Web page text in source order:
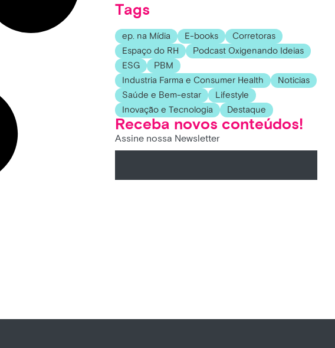
Tags
ep. na Mídia E-books
Corretoras
Espaço do RH
Podcast Oxigenando Ideias
ESG
PBM
Industria Farma e Consumer Health
Noticias
Saúde e Bem-estar
Lifestyle
Inovação e Tecnologia
Destaque
Receba novos conteúdos!
Assine nossa Newsletter